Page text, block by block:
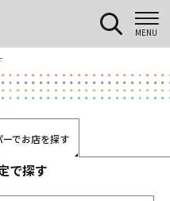
MENU
でお店を探す
で探す